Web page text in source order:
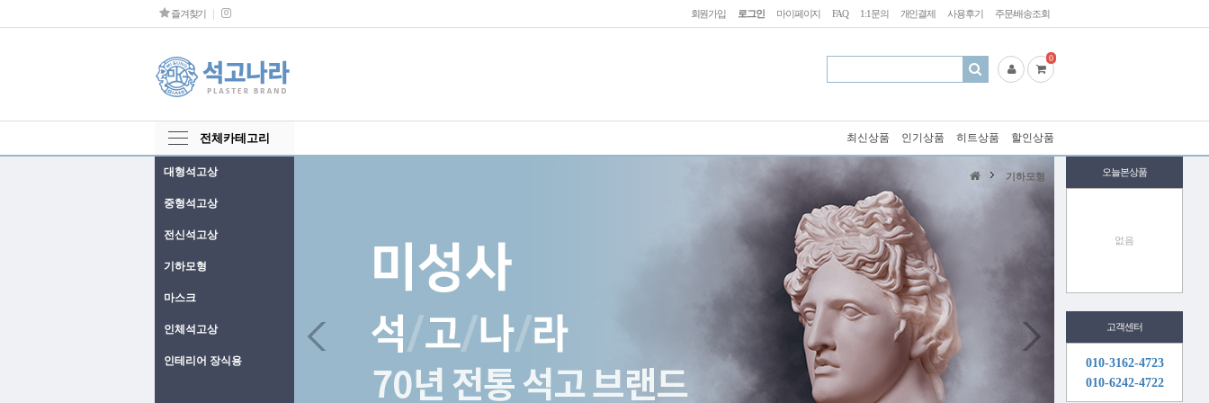
회원가입 로그인 마이페이지 FAQ 1:1문의 개인결제 사용후기 주문/배송조회
즐겨찾기
0
전체카테고리 최신상품 인기상품 히트상품 할인상품
오늘본상품
없음
고객센터
010-3162-4723
010-6242-4722
대형석고상
중형석고상
전신석고상
기하모형
마스크
인체석고상
인테리어 장식용
기하모형